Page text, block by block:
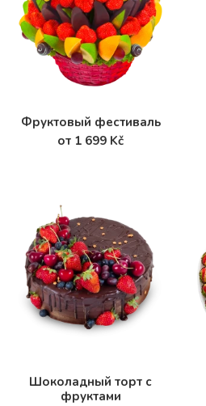
Фруктовый фестиваль
от 1 699 Kč
Шоколадный торт с
фруктами